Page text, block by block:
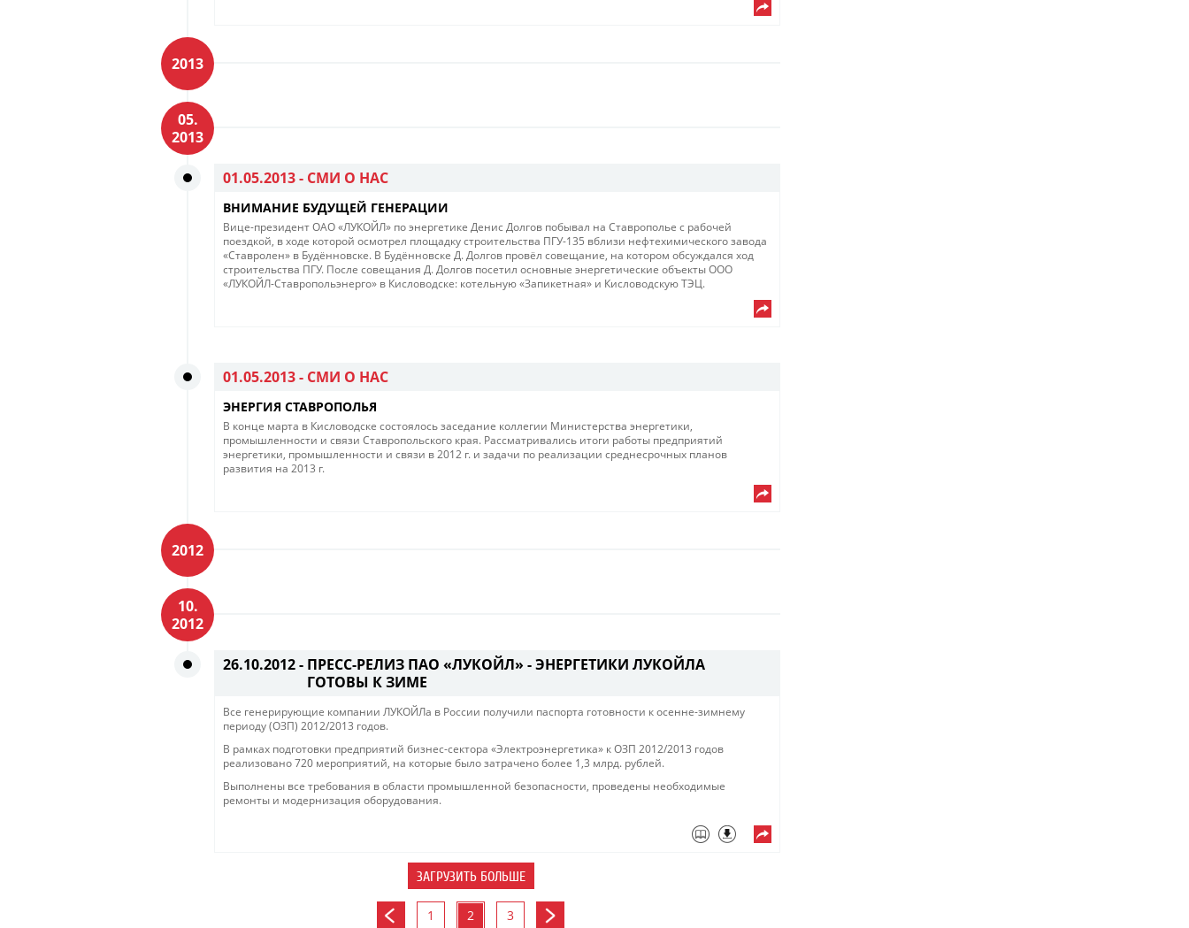
2013
05.
2013
01.05.2013 - СМИ О НАС
ВНИМАНИЕ БУДУЩЕЙ ГЕНЕРАЦИИ
Вице-президент ОАО «ЛУКОЙЛ» по энергетике Денис Долгов побывал на Ставрополье с рабочей
поездкой, в ходе которой осмотрел площадку строительства ПГУ-135 вблизи нефтехимического завода
«Ставролен» в Будённовске. В Будённовске Д. Долгов провёл совещание, на котором обсуждался ход
строительства ПГУ. После совещания Д. Долгов посетил основные энергетические объекты ООО
«ЛУКОЙЛ-Ставропольэнерго» в Кисловодске: котельную «Запикетная» и Кисловодскую ТЭЦ.
01.05.2013 - СМИ О НАС
ЭНЕРГИЯ СТАВРОПОЛЬЯ
В конце марта в Кисловодске состоялось заседание коллегии Министерства энергетики,
промышленности и связи Ставропольского края. Рассматривались итоги работы предприятий
энергетики, промышленности и связи в 2012 г. и задачи по реализации среднесрочных планов
развития на 2013 г.
2012
10.
2012
26.10.2012 - ПРЕСС-РЕЛИЗ ПАО «ЛУКОЙЛ» - ЭНЕРГЕТИКИ ЛУКОЙЛА
ГОТОВЫ К ЗИМЕ
Все генерирующие компании ЛУКОЙЛа в России получили паспорта готовности к осенне-зимнему
периоду (ОЗП) 2012/2013 годов.
В рамках подготовки предприятий бизнес-сектора «Электроэнергетика» к ОЗП 2012/2013 годов
реализовано 720 мероприятий, на которые было затрачено более 1,3 млрд. рублей.
Выполнены все требования в области промышленной безопасности, проведены необходимые
ремонты и модернизация оборудования.
ЗАГРУЗИТЬ БОЛЬШЕ
1 2 3